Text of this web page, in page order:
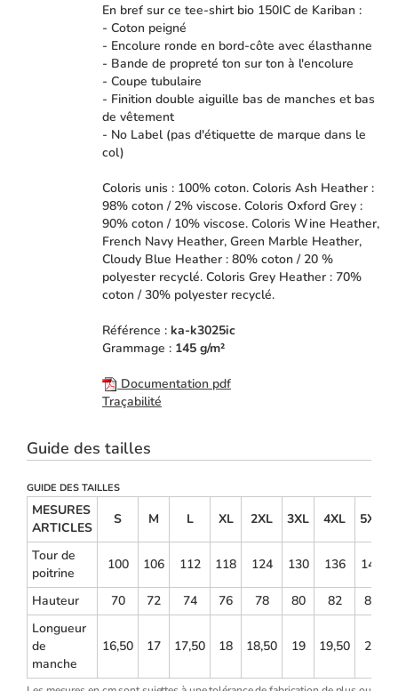
En bref sur ce tee-shirt bio 150IC de Kariban :
- Coton peigné
- Encolure ronde en bord-côte avec élasthanne
- Bande de propreté ton sur ton à l'encolure
- Coupe tubulaire
- Finition double aiguille bas de manches et bas
de vêtement
- No Label (pas d'étiquette de marque dans le
col)
Coloris unis : 100% coton. Coloris Ash Heather :
98% coton / 2% viscose. Coloris Oxford Grey :
90% coton / 10% viscose. Coloris Wine Heather,
French Navy Heather, Green Marble Heather,
Cloudy Blue Heather : 80% coton / 20 %
polyester recyclé. Coloris Grey Heather : 70%
coton / 30% polyester recyclé.
Référence : ka-k3025ic
Grammage : 145 g/m²
Documentation pdf
Traçabilité
Guide des tailles
GUIDE DES TAILLES
MESURES
ARTICLES
S M L XL 2XL 3XL 4XL 5XL
Tour de
poitrine
100 106 112 118 124 130 136 142
Hauteur 70 72 74 76 78 80 82
84
Longueur
de
manche
16,50 17 17,50 18 18,50 19 19,50 20